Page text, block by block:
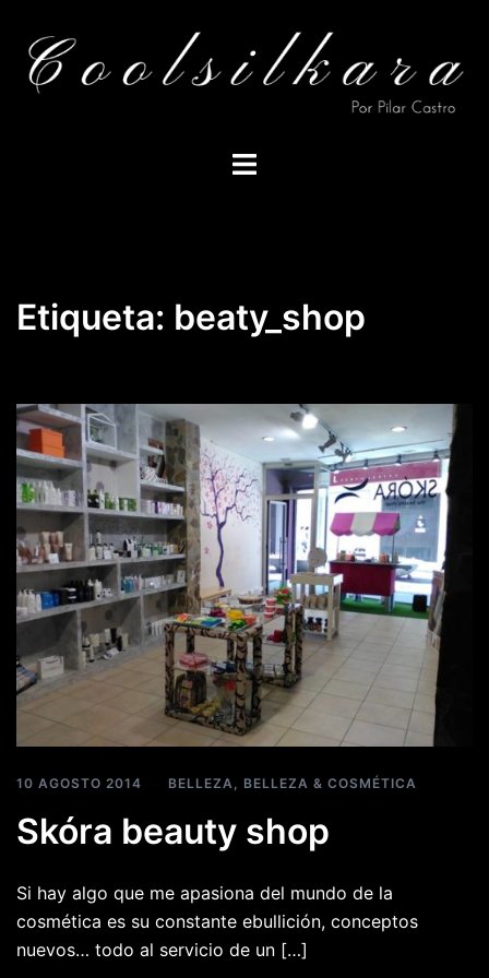
contenido
Alternar
Etiqueta: beaty_shop
10 AGOSTO 2014 BELLEZA BELLEZA & COSMÉTICA
Skóra beauty shop
Si hay algo que me apasiona del mundo de la
cosmética es su constante ebullición, conceptos
nuevos… todo al servicio de un […]